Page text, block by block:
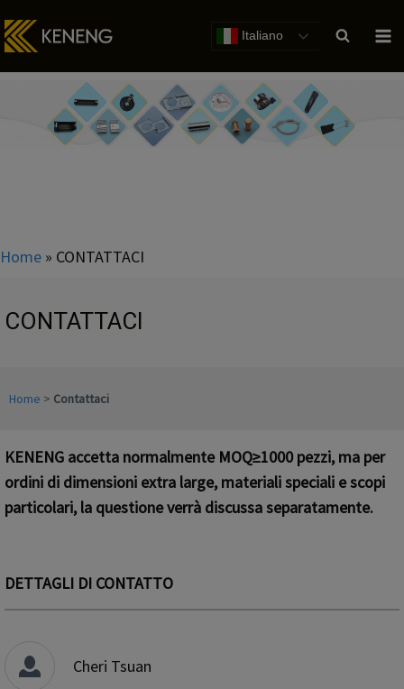
al
Italiano
Home » CONTATTACI
CONTATTACI
Home > Contattaci
KENENG accetta normalmente MOQ≥1000 pezzi, ma per
ordini di dimensioni extra large, materiali speciali e scopi
particolari, la questione verrà discussa separatamente.
DETTAGLI DI CONTATTO
Cheri Tsuan